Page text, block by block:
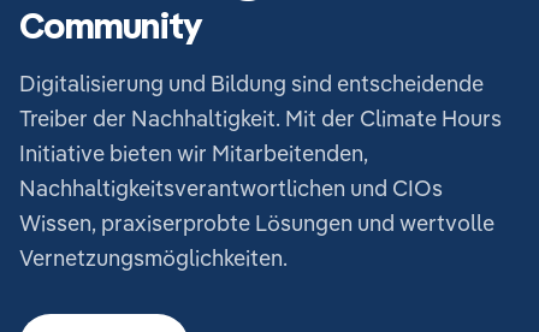
Community
Digitalisierung und Bildung sind entscheidende
Treiber der Nachhaltigkeit. Mit der Climate Hours
Initiative bieten wir Mitarbeitenden,
Nachhaltigkeitsverantwortlichen und CIOs
Wissen, praxiserprobte Lösungen und wertvolle
Vernetzungsmöglichkeiten.